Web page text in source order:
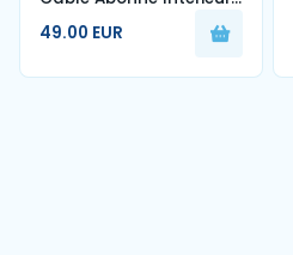
1FO Blanc G657A2 250m
49.00 EUR